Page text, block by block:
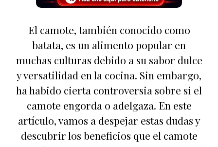
El camote, también conocido como
batata, es un alimento popular en
muchas culturas debido a su sabor dulce
y versatilidad en la cocina. Sin embargo,
ha habido cierta controversia sobre si el
camote engorda o adelgaza. En este
artículo, vamos a despejar estas dudas y
descubrir los beneficios que el camote